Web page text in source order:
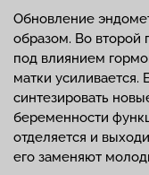
Обновление
образом. Во второй
под влиянием
матки усиливается.
синтезировать
беременности
отделяется и
его заменяют